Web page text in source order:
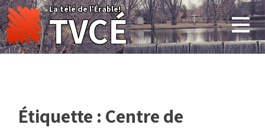
Skip
to
content
La télé de l'Érable!
TVCÉ
Étiquette : Centre de